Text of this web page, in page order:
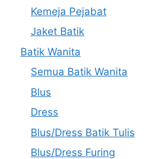
Kemeja Pejabat
Jaket Batik
Batik Wanita
Semua Batik Wanita
Blus
Dress
Blus/Dress Batik Tulis
Blus/Dress Furing